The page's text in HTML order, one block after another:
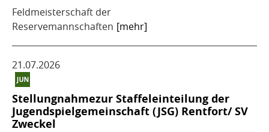
Feldmeisterschaft der
Reservemannschaften [mehr]
21.07.2026
Stellungnahmezur Staffeleinteilung der
Jugendspielgemeinschaft (JSG) Rentfort/ SV
Zweckel